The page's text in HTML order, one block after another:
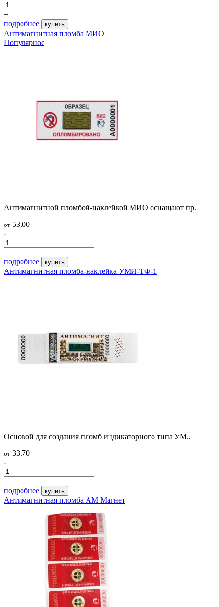
+
подробнее
купить
Антимагнитная пломба МИО
Популярное
Антимагнитной пломбой-наклейкой МИО оснащают пр..
от 53.00
-
+
подробнее
купить
Антимагнитная пломба-наклейка УМИ-ТФ-1
Основой для создания пломб индикаторного типа УМ..
от 33.70
-
+
подробнее
купить
Антимагнитная пломба АМ Магнет